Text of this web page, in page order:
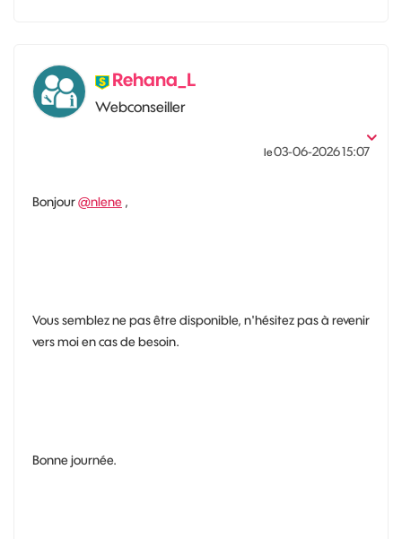
Rehana_L
Webconseiller
le‎03-06-202615:07
Bonjour@nlene ,
Vous semblez ne pas être disponible, n'hésitez pas à revenir
vers moi en cas de besoin.
Bonne journée.